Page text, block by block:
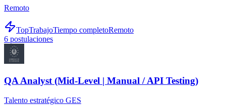
Remoto
TopTrabajoTiempo completoRemoto
6 postulaciones
QA Analyst (Mid-Level | Manual / API Testing)
Talento estratégico GES